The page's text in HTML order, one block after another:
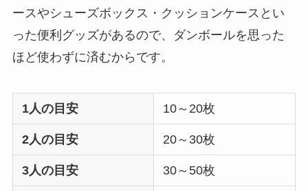
ースやシューズボックス・クッションケースとい
った便利グッズがあるので、ダンボールを思った
ほど使わずに済むからです。
1人の目安 10～20枚
2人の目安 20～30枚
3人の目安 30～50枚